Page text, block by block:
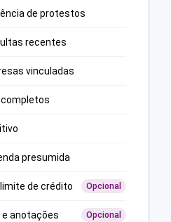
de protestos
recentes
vinculadas
presumida
de crédito Opcional
e anotações Opcional